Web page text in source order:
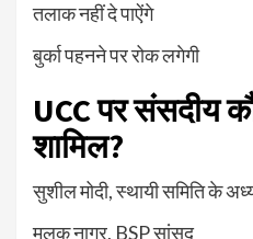
तलाक नहीं दे पाऐंगे
बुर्का पहनने पर रोक लगेगी
UCC पर संसदीय
शामिल?
सुशील मोदी, स्थायी समिति के
मलूक नागर, BSP सांसद